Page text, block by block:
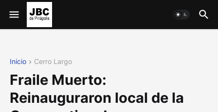
Inicio Cerro Largo
Fraile Muerto:
Reinauguraron local de la